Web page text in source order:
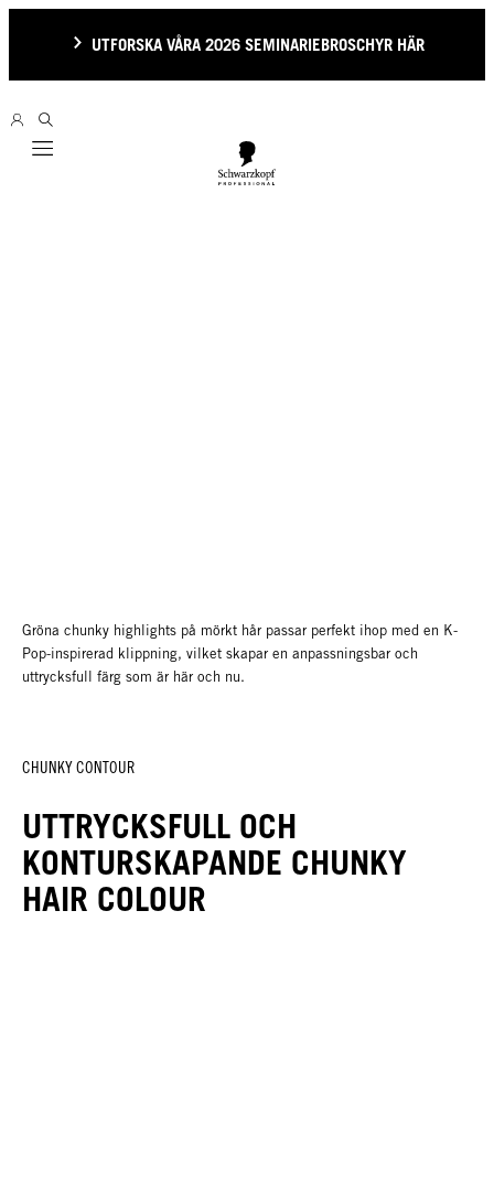
UTFORSKA VÅRA 2026 SEMINARIEBROSCHYR HÄR
Mobile navigation
Gröna chunky highlights på mörkt hår passar perfekt ihop med en K-
Pop-inspirerad klippning, vilket skapar en anpassningsbar och
uttrycksfull färg som är här och nu.
CHUNKY CONTOUR
UTTRYCKSFULL OCH
KONTURSKAPANDE CHUNKY
HAIR COLOUR